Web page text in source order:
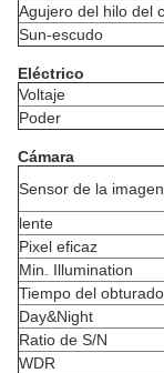
Agujero del hilo del
Sun-escudo
Eléctrico
Voltaje
Poder
Cámara
Sensor de la imagen
lente
Pixel eficaz
Min. Illumination
Tiempo del
Day&Night
Ratio de S/N
WDR